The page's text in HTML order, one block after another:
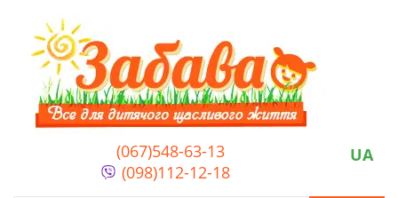
(067)548-63-13
(098)112-12-18
UA